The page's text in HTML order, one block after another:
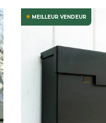
MEILLEUR VENDEUR